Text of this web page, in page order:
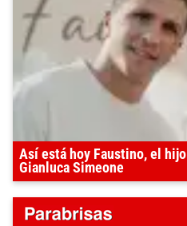
Así está hoy Faustino, el
Gianluca Simeone